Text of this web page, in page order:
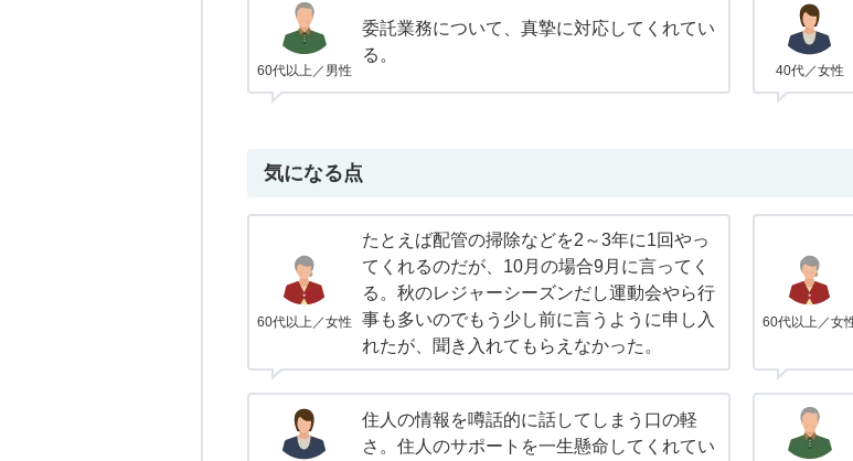
60代以上／男性
委託業務について、真摯に対応してくれてい
る。
40代／女性
気になる点
60代以上／女性
たとえば配管の掃除などを2～3年に1回やっ
てくれるのだが、10月の場合9月に言ってく
る。秋のレジャーシーズンだし運動会やら行
事も多いのでもう少し前に言うように申し入
れたが、聞き入れてもらえなかった。
60代以上／女
住人の情報を噂話的に話してしまう口の軽
さ。住人のサポートを一生懸命してくれてい